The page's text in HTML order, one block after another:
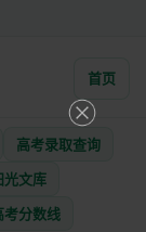
首页
高考录取查询
光文库
考分数线